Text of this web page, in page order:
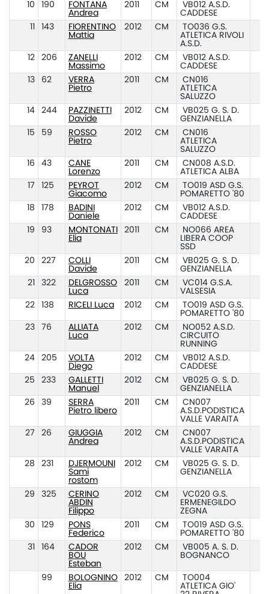
10
190
FONTANA
Andrea
2011 CM
VB012 A.S.D.
CADDESE
143
FIORENTINO
Mattia
2012 CM
TO036 G.S.
ATLETICA RIVOLI
A.S.D.
12
206
ZANELLI
Massimo
2012 CM
VB012 A.S.D.
CADDESE
13
62
VERRA
Pietro
2011 CM
CN016
ATLETICA
SALUZZO
14
244
PAZZINETTI
Davide
2012 CM
VB025 G. S. D.
GENZIANELLA
15
59
ROSSO
Pietro
2012 CM
CN016
ATLETICA
SALUZZO
16
43
CANE
Lorenzo
2011 CM
CN008 A.S.D.
ATLETICA ALBA
17
125
PEYROT
Giacomo
2012 CM
TO019 ASD G.S.
POMARETTO '80
18
178
BADINI
Daniele
2012 CM
VB012 A.S.D.
CADDESE
19
93
MONTONATI
Elia
2011 CM
NO066 AREA
LIBERA COOP
SSD
20
227
COLLI
Davide
2011 CM
VB025 G. S. D.
GENZIANELLA
21
322
DELGROSSO
Luca
2011 CM
VC014 G.S.A.
VALSESIA
22
138 RICELI Luca 2012 CM
TO019 ASD G.S.
POMARETTO '80
23
76
ALLIATA
Luca
2012 CM
NO052 A.S.D.
CIRCUITO
RUNNING
24
205
VOLTA
Diego
2012 CM
VB012 A.S.D.
CADDESE
25
233
GALLETTI
Manuel
2012 CM
VB025 G. S. D.
GENZIANELLA
26
39
SERRA
Pietro libero
2011 CM
CN007
A.S.D.PODISTICA
VALLE VARAITA
27
26
GIUGGIA
Andrea
2012 CM
CN007
A.S.D.PODISTICA
VALLE VARAITA
28
231
DJERMOUNI
Sami
rostom
2012 CM
VB025 G. S. D.
GENZIANELLA
29 325
CERINO
ABDIN
Filippo
2012 CM
VC020 G.S.
ERMENEGILDO
ZEGNA
30
129
PONS
Federico
2011 CM
TO019 ASD G.S.
POMARETTO '80
31
164
CADOR
BOU
Esteban
2012 CM
VB005 A. S. D.
BOGNANCO
99
BOLOGNINO
Elia
2012 CM
TO004
ATLETICA GIO'